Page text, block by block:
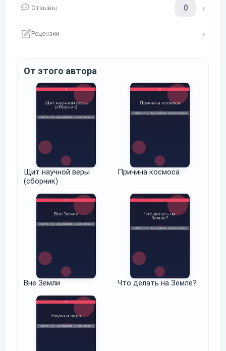
Отзывы 0
Рецензии
От этого автора
Щит научной веры
(сборник)
Причина космоса
Вне Земли Что делать на Земле?